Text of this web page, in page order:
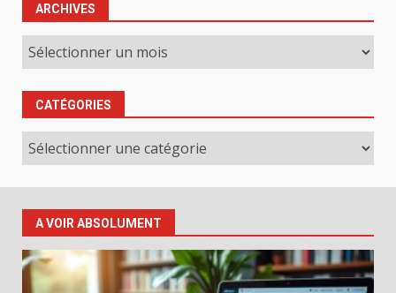
ARCHIVES
Archives
CATÉGORIES
Catégories
A VOIR ABSOLUMENT